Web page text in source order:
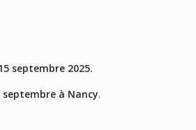
septembre 2025.
septembre à Nancy.